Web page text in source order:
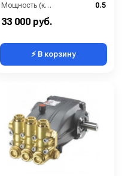
Мощность (кВт):
0.5
Обороты двигателя (об/мин):
33 000 руб.
⚡ В корзину